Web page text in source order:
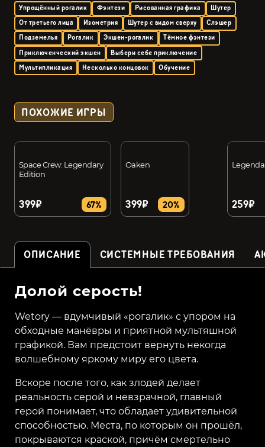
Упрощённый рогалик Фэнтези Рисованная графика
Шутер
От третьего лица
Изометрия Шутер с видом сверху
Слэшер
Подземелья
Рогалик Экшен-рогалик
Тёмное фэнтези
Приключенческий экшен
Выбери себе приключение
Мультипликация
Несколько концовок Обучение
ПОХОЖИЕ ИГРЫ
Space Crew: Legendary
Edition
399₽ 67%
Oaken
399₽ 20% 259₽
ОПИСАНИЕ СИСТЕМНЫЕ ТРЕБОВАНИЯ
Долой серость!
Wetory — вдумчивый «рогалик» с упором на
обходные манёвры и приятной мультяшной
графикой. Вам предстоит вернуть некогда
волшебному яркому миру его цвета.
Вскоре после того, как злодей делает
реальность серой и невзрачной, главный
герой понимает, что обладает удивительной
способностью. Места, по которым он прошёл,
покрываются краской, причём смертельно